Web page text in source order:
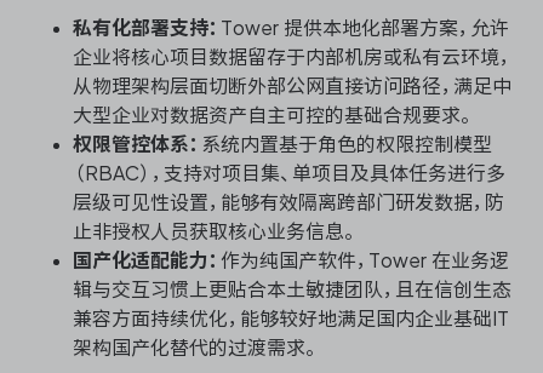
私有化部署支持： Tower 提供本地化部署方案，允许
企业将核心项目数据留存于内部机房或私有云环境，
从物理架构层面切断外部公网直接访问路径，满足中
大型企业对数据资产自主可控的基础合规要求。
权限管控体系： 系统内置基于角色的权限控制模型
（RBAC），支持对项目集、单项目及具体任务进行多
层级可见性设置，能够有效隔离跨部门研发数据，防
止非授权人员获取核心业务信息。
国产化适配能力： 作为纯国产软件，Tower 在业务逻
辑与交互习惯上更贴合本土敏捷团队，且在信创生态
兼容方面持续优化，能够较好地满足国内企业基础IT
架构国产化替代的过渡需求。